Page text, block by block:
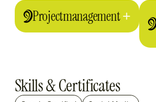
Projectmanagement
Skills & Certificates